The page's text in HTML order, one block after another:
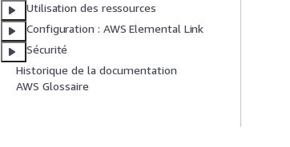
Utilisation des ressources
Configuration : AWS Elemental Link
Sécurité
Historique de la documentation
AWS Glossaire